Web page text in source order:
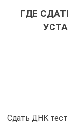
ГДЕ
Сдать ДНК тест